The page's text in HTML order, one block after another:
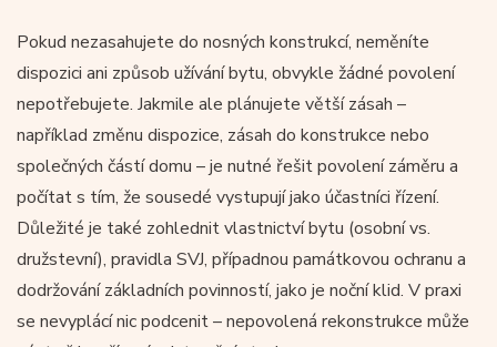
Pokud nezasahujete do nosných konstrukcí, neměníte
dispozici ani způsob užívání bytu, obvykle žádné povolení
nepotřebujete. Jakmile ale plánujete větší zásah –
například změnu dispozice, zásah do konstrukce nebo
společných částí domu – je nutné řešit povolení záměru a
počítat s tím, že sousedé vystupují jako účastníci řízení.
Důležité je také zohlednit vlastnictví bytu (osobní vs.
družstevní), pravidla SVJ, případnou památkovou ochranu a
dodržování základních povinností, jako je noční klid. V praxi
se nevyplácí nic podcenit – nepovolená rekonstrukce může